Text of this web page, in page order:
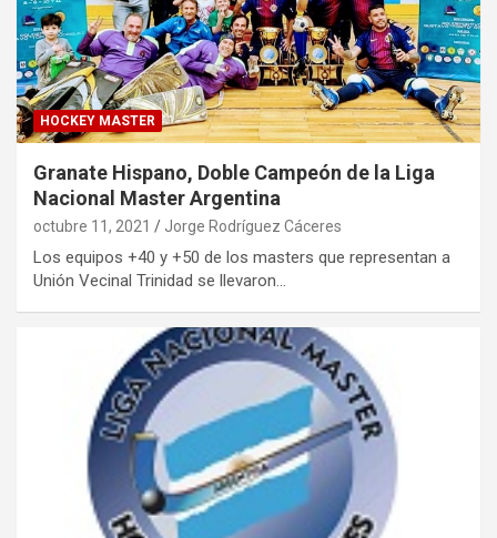
HOCKEY MASTER
Granate Hispano, Doble Campeón de la Liga
Nacional Master Argentina
octubre 11, 2021 Jorge Rodríguez Cáceres
Los equipos +40 y +50 de los masters que representan a
Unión Vecinal Trinidad se llevaron…